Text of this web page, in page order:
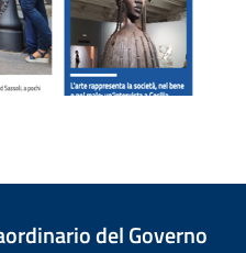
del Governo